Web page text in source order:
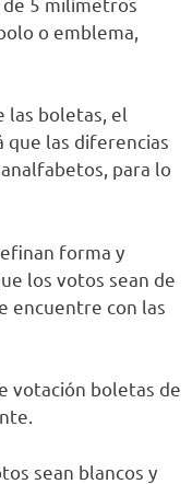
o emblema,
las boletas, el
que las diferencias
para lo
forma y
los votos sean de
encuentre con las
votación boletas de
sean blancos y